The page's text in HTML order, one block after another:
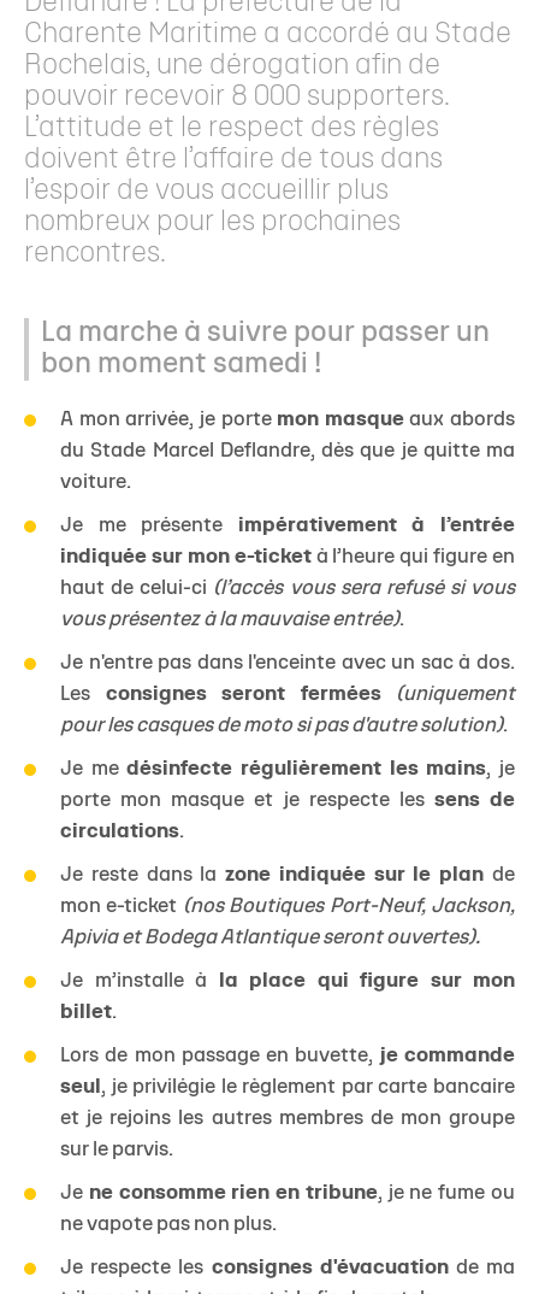
Charente Maritime a accordé au Stade
Rochelais, une dérogation afin de
pouvoir recevoir 8 000 supporters.
L’attitude et le respect des règles
doivent être l’affaire de tous dans
l’espoir de vous accueillir plus
nombreux pour les prochaines
rencontres.
La marche à suivre pour passer un
bon moment samedi !
A mon arrivée, je porte mon masqueaux abords
du Stade Marcel Deflandre, dès que je quitte ma
voiture.
Je me présente impérativement
à l’entrée
indiquée sur mon e-ticketà l’heure qui figure en
haut de celui-ci (l’accès vous sera refusé si vous
vous présentez à la mauvaise entrée).
Je n'entre pas dans l'enceinte avec un sac à dos.
Les consignes seront fermées
(uniquement
pour les casques de moto si pas d'autre solution).
Je medésinfecte régulièrement les mains, je
porte mon masque et je respecte les sens de
circulations.
Je reste dans lazone indiquée sur le plan de
mon e-ticket (nos Boutiques Port-Neuf, Jackson,
Apivia et Bodega Atlantique seront ouvertes).
Je m’installe à
la place qui figure sur mon
billet.
Lors de mon passage en buvette, je commande
seul , je privilégie le règlement par carte bancaire
et je rejoins les autres membres de mon groupe
sur le parvis.
Je ne consomme rien en tribune, je ne fume ou
ne vapote pas non plus.
Je respecte les consignes d'évacuation de ma